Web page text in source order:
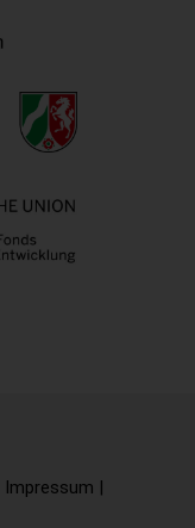
Impressum |